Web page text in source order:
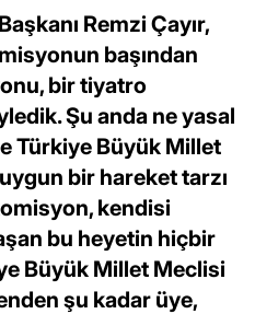
Remzi Çayır,
başından
bir tiyatro
Şu anda ne yasal
Türkiye Büyük Millet
bir hareket tarzı
kendisi
bu heyetin hiçbir
Büyük Millet Meclisi
şu kadar üye,